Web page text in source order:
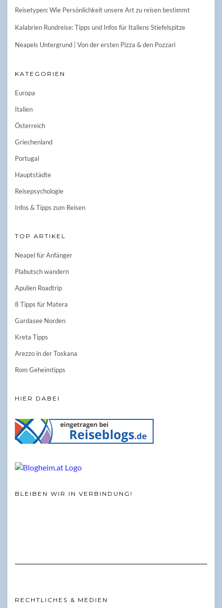
Reisetypen: Wie Persönlichkeit unsere Art zu reisen bestimmt
Kalabrien Rundreise: Tipps und Infos für Italiens Stiefelspitze
Neapels Untergrund | Von der ersten Pizza & den Pozzari
KATEGORIEN
Europa
Italien
Österreich
Griechenland
Portugal
Hauptstädte
Reisepsychologie
Infos & Tipps zum Reisen
TOP ARTIKEL
Neapel für Anfänger
Plabutsch wandern
Apulien Roadtrip
8 Tipps für Matera
Gardasee Norden
Kreta Tipps
Arezzo in der Toskana
Rom Geheimtipps
HIER DABEI
BLEIBEN WIR IN VERBINDUNG!
RECHTLICHES & MEDIEN